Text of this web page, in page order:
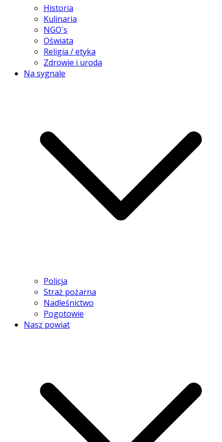
Historia
Kulinaria
NGO`s
Oświata
Religia / etyka
Zdrowie i uroda
Na sygnale
Policja
Straż pożarna
Nadleśnictwo
Pogotowie
Nasz powiat